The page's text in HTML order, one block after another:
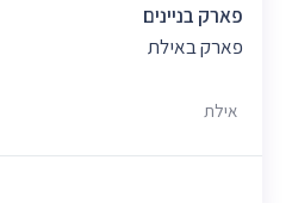
פארק בניינים
פארק באילת
אילת